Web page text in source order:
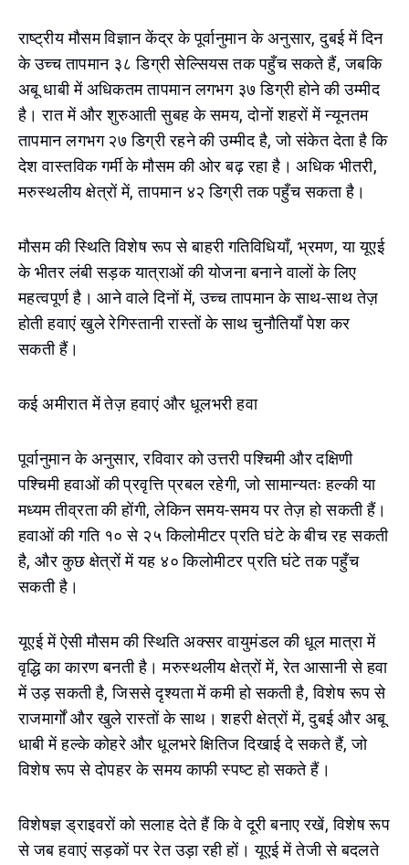
राष्ट्रीय मौसम विज्ञान केंद्र के पूर्वानुमान के अनुसार, दुबई में दिन
के उच्च तापमान ३८ डिग्री सेल्सियस तक पहुँच सकते हैं, जबकि
अबू धाबी में अधिकतम तापमान लगभग ३७ डिग्री होने की उम्मीद
है। रात में और शुरुआती सुबह के समय, दोनों शहरों में न्यूनतम
तापमान लगभग २७ डिग्री रहने की उम्मीद है, जो संकेत देता है कि
देश वास्तविक गर्मी के मौसम की ओर बढ़ रहा है। अधिक भीतरी,
मरुस्थलीय क्षेत्रों में, तापमान ४२ डिग्री तक पहुँच सकता है।
मौसम की स्थिति विशेष रूप से बाहरी गतिविधियाँ, भ्रमण, या यूएई
के भीतर लंबी सड़क यात्राओं की योजना बनाने वालों के लिए
महत्वपूर्ण है। आने वाले दिनों में, उच्च तापमान के साथ-साथ तेज़
होती हवाएं खुले रेगिस्तानी रास्तों के साथ चुनौतियाँ पेश कर
सकती हैं।
कई अमीरात में तेज़ हवाएं और धूलभरी हवा
पूर्वानुमान के अनुसार, रविवार को उत्तरी पश्चिमी और दक्षिणी
पश्चिमी हवाओं की प्रवृत्ति प्रबल रहेगी, जो सामान्यतः हल्की या
मध्यम तीव्रता की होंगी, लेकिन समय-समय पर तेज़ हो सकती हैं।
हवाओं की गति १० से २५ किलोमीटर प्रति घंटे के बीच रह सकती
है, और कुछ क्षेत्रों में यह ४० किलोमीटर प्रति घंटे तक पहुँच
सकती है।
यूएई में ऐसी मौसम की स्थिति अक्सर वायुमंडल की धूल मात्रा में
वृद्धि का कारण बनती है। मरुस्थलीय क्षेत्रों में, रेत आसानी से हवा
में उड़ सकती है, जिससे दृश्यता में कमी हो सकती है, विशेष रूप से
राजमार्गों और खुले रास्तों के साथ। शहरी क्षेत्रों में, दुबई और अबू
धाबी में हल्के कोहरे और धूलभरे क्षितिज दिखाई दे सकते हैं, जो
विशेष रूप से दोपहर के समय काफी स्पष्ट हो सकते हैं।
विशेषज्ञ ड्राइवरों को सलाह देते हैं कि वे दूरी बनाए रखें, विशेष रूप
से जब हवाएं सड़कों पर रेत उड़ा रही हों। यूएई में तेजी से बदलते